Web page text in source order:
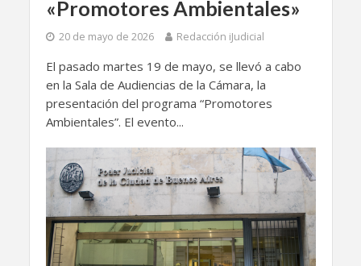
«Promotores Ambientales»
20 de mayo de 2026 Redacción iJudicial
El pasado martes 19 de mayo, se llevó a cabo
en la Sala de Audiencias de la Cámara, la
presentación del programa “Promotores
Ambientales”. El evento...